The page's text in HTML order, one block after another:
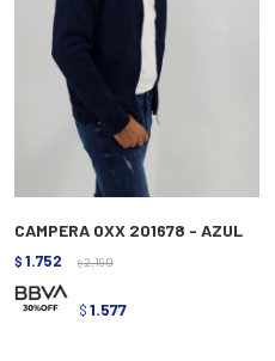
CAMPERA OXX 201678 - AZUL
$ 1.752 $ 2.190
$ 1.577